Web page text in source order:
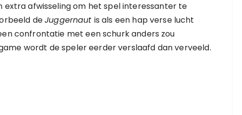
extra afwisseling om het spel interessanter te
deJuggernaut is als een hap verse lucht
confrontatie met een schurk anders zou
wordt de speler eerder verslaafd dan verveeld.